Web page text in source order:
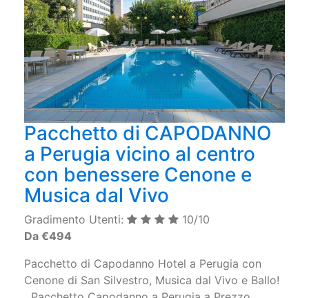
Pacchetto di CAPODANNO
a Perugia vicino al centro
con benessere Cenone e
Musica dal Vivo
Gradimento Utenti:
10/10
Da €494
Pacchetto di Capodanno Hotel a Perugia con
Cenone di San Silvestro, Musica dal Vivo e Ballo!